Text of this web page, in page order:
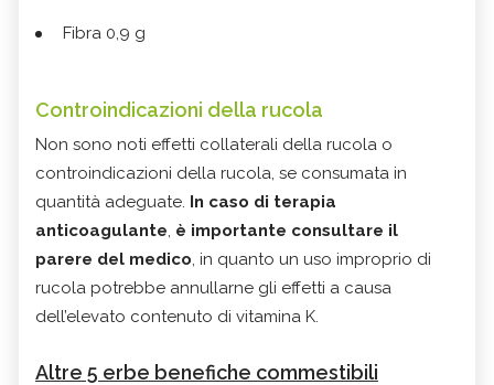
Fibra 0,9 g
Controindicazioni della rucola
Non sono noti effetti collaterali della rucola o
controindicazioni della rucola, se consumata in
quantità adeguate. In caso di terapia
anticoagulante, è importante consultare il
parere del medico, in quanto un uso improprio di
rucola potrebbe annullarne gli effetti a causa
dell’elevato contenuto di vitamina K.
Altre 5 erbe benefiche commestibili